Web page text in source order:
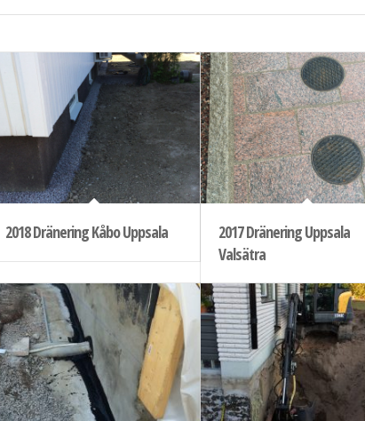
2018 Dränering Kåbo Uppsala
2017 Dränering Uppsala
Valsätra